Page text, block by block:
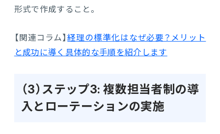
形式で作成すること。
【関連コラム】経理の標準化はなぜ必要？メリット
と成功に導く具体的な手順を紹介します
（3）ステップ3: 複数担当者制の導
入とローテーションの実施